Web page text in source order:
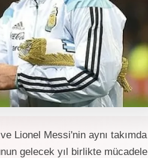
Lionel Messi'nin aynı takımda
gelecek yıl birlikte mücadele